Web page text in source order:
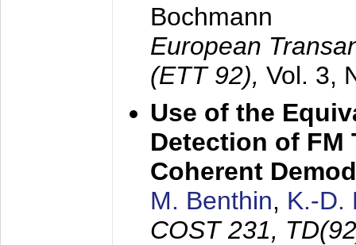
Bochmann
European
(ETT 92), Vol. 3,
Use of the
Detection of FM
Coherent
M. Benthin, K.-D.
COST 231,